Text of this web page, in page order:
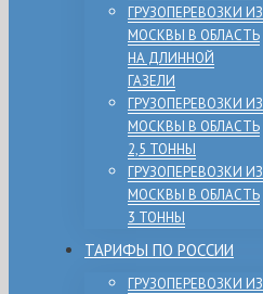
ГРУЗОПЕРЕВОЗКИ ИЗ
МОСКВЫ В ОБЛАСТЬ
НА ДЛИННОЙ
ГАЗЕЛИ
ГРУЗОПЕРЕВОЗКИ ИЗ
МОСКВЫ В ОБЛАСТЬ
2,5 ТОННЫ
ГРУЗОПЕРЕВОЗКИ ИЗ
МОСКВЫ В ОБЛАСТЬ
3 ТОННЫ
ТАРИФЫ ПО РОССИИ
ГРУЗОПЕРЕВОЗКИ ИЗ